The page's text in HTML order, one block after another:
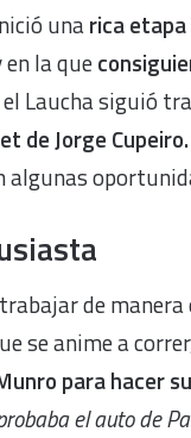
unarica
en la que
Laucha siguió
de Jorge Cupeiro.
algunas
trabajar de
se anime a
para hacer
el auto de